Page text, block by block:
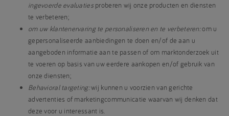
ingevoerde evaluatiesproberen wij onze producten en diensten
te verbeteren;
om uw klantenervaring te personaliseren en te verbeteren:om u
gepersonaliseerde aanbiedingen te doen en/of de aan u
aangeboden informatie aan te passen of om marktonderzoek uit
te voeren op basis van uw eerdere aankopen en/of gebruik van
onze diensten;
Behavioral targeting:wij kunnen u voorzien van gerichte
advertenties of marketingcommunicatie waarvan wij denken dat
deze voor u interessant is.